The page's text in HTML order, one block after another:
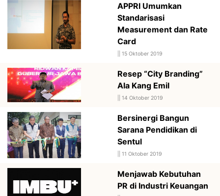
APPRI Umumkan
Standarisasi
Measurement dan Rate
Card
15 Oktober 2019
Resep “City Branding”
Ala Kang Emil
14 Oktober 2019
Bersinergi Bangun
Sarana Pendidikan di
Sentul
11 Oktober 2019
Menjawab Kebutuhan
PR di Industri Keuangan